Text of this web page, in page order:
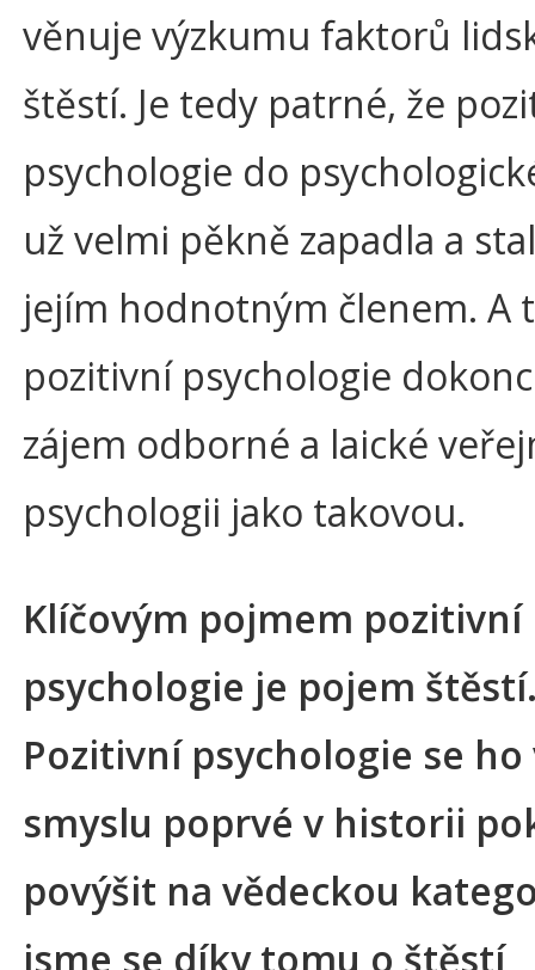
věnuje výzkumu faktorů
štěstí. Je tedy patrné, že
psychologie do
už velmi pěkně zapadla a
jejím hodnotným členem. A
pozitivní psychologie
zájem odborné a laické
psychologii jako takovou.
Klíčovým pojmem pozitivní
psychologie je pojem
Pozitivní psychologie se
smyslu poprvé v historii
povýšit na vědeckou
jsme se díky tomu o štěstí